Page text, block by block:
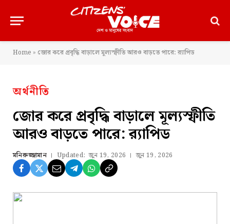
Home » জোর করে প্রবৃদ্ধি বাড়ালে মূল্যস্ফীতি আরও বাড়তে পারে: র‍্যাপিড
অর্থনীতি
জোর করে প্রবৃদ্ধি বাড়ালে মূল্যস্ফীতি
আরও বাড়তে পারে: র‍্যাপিড
মনিরুজ্জামান Updated: জুন 19, 2026 জুন 19, 2026